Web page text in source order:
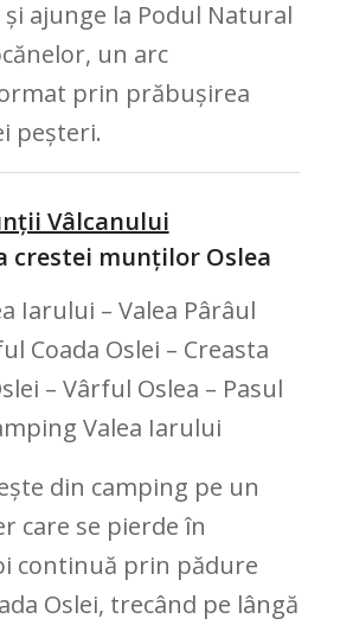
ajunge la Podul Natural
un arc
prin prăbușirea
peșteri.
Vâlcanului
crestei munților Oslea
Iarului – Valea Pârâul
Coada Oslei – Creasta
– Vârful Oslea – Pasul
Valea Iarului
din camping pe un
care se pierde în
continuă prin pădure
Oslei, trecând pe lângă